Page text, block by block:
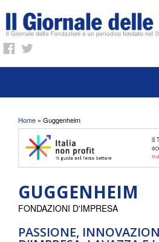
Tu sei qui
Home » Guggenheim
GUGGENHEIM
PASSIONE,
FONDAZIONI D'IMPRESA